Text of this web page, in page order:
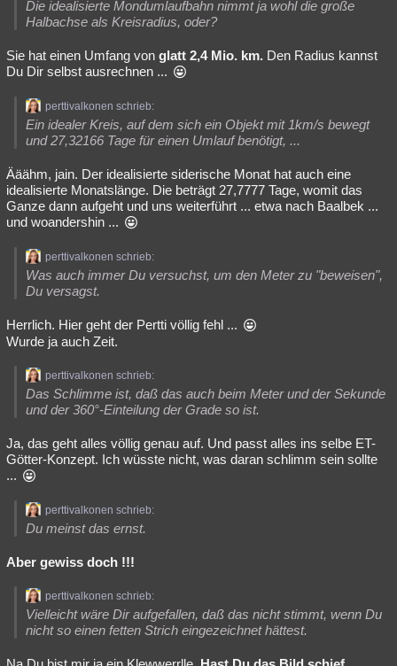
Die idealisierte Mondumlaufbahn nimmt ja wohl die große
Halbachse als Kreisradius, oder?
Sie hat einen Umfang von glatt 2,4 Mio. km. Den Radius kannst
Du Dir selbst ausrechnen ...
perttivalkonen schrieb:
Ein idealer Kreis, auf dem sich ein Objekt mit 1km/s bewegt
und 27,32166 Tage für einen Umlauf benötigt, ...
Ääähm, jain. Der idealisierte siderische Monat hat auch eine
idealisierte Monatslänge. Die beträgt 27,7777 Tage, womit das
Ganze dann aufgeht und uns weiterführt ... etwa nach Baalbek ...
und woandershin ...
perttivalkonen schrieb:
Was auch immer Du versuchst, um den Meter zu "beweisen",
Du versagst.
Herrlich. Hier geht der Pertti völlig fehl ...
Wurde ja auch Zeit.
perttivalkonen schrieb:
Das Schlimme ist, daß das auch beim Meter und der Sekunde
und der 360°-Einteilung der Grade so ist.
Ja, das geht alles völlig genau auf. Und passt alles ins selbe ET-
Götter-Konzept. Ich wüsste nicht, was daran schlimm sein sollte
...
perttivalkonen schrieb:
Du meinst das ernst.
Aber gewiss doch !!!
perttivalkonen schrieb:
Vielleicht wäre Dir aufgefallen, daß das nicht stimmt, wenn Du
nicht so einen fetten Strich eingezeichnet hättest.